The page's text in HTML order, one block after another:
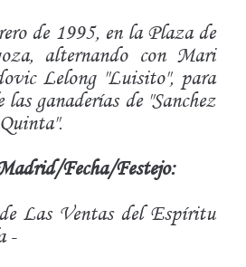
de 1995, en la Plaza de
alternando con Mari
Lelong "Luisito", para
ganaderías de "Sanchez
Fecha/Festejo:
Las Ventas del Espíritu
-